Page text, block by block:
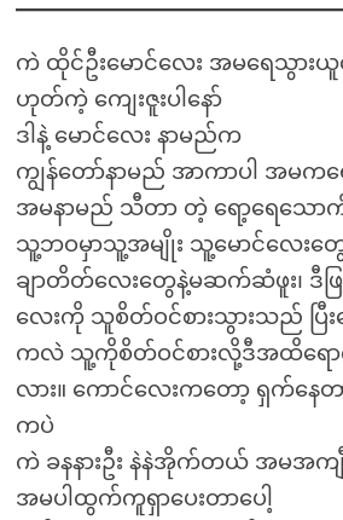
ကဲ ထိုင်ဦးမောင်လေး အမရေသွားယူ
ဟုတ်ကဲ့ ကျေးဇူးပါနော်
ဒါနဲ့ မောင်လေး နာမည်က
ကျွန်တော်နာမည် အာကာပါ အမကရ
အမနာမည် သီတာ တဲ့ ရော့ရေသော
သူ့ဘဝမှာသူ့အမျိုး သူ့မောင်လေးတွ
ချာတိတ်လေးတွေနဲ့မဆက်ဆံဖူး၊ ဒီ
လေးကို သူစိတ်ဝင်စားသွားသည် ပြီး
ကလဲ သူ့ကိုစိတ်ဝင်စားလို့ဒီအထိရေ
လား။ ကောင်လေးကတော့ ရှက်နေ
ကပဲ
ကဲ ခနနားဦး နဲနဲအိုက်တယ် အမအကျီ
အမပါထွက်ကူရှာပေးတာပေါ့